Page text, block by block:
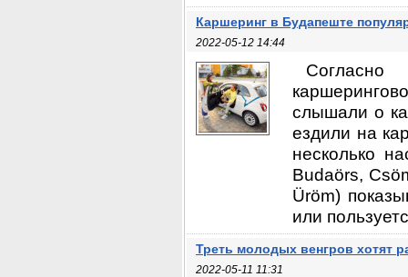
Каршеринг в Будапеште
2022-05-12 14:44
Согласно
слышали о
ездили на
несколько
Budaörs,
Üröm)
или
Треть молодых венгров хотят
2022-05-11 11:31